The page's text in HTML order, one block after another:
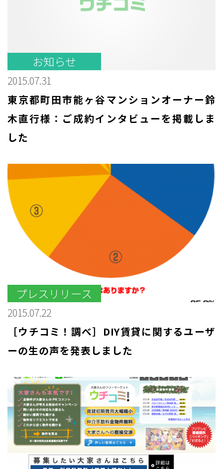
お知らせ
2015.07.31
東京都町田市能ヶ谷マンションオーナー鈴
木直行様：ご成約インタビューを掲載しま
した
プレスリリース
2015.07.22
［ウチコミ！調べ］DIY賃貸に関するユーザ
ーの生の声を発表しました